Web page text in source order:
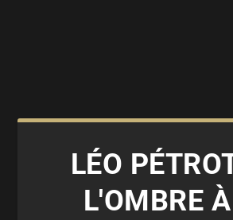
LÉO
L'OMBRE